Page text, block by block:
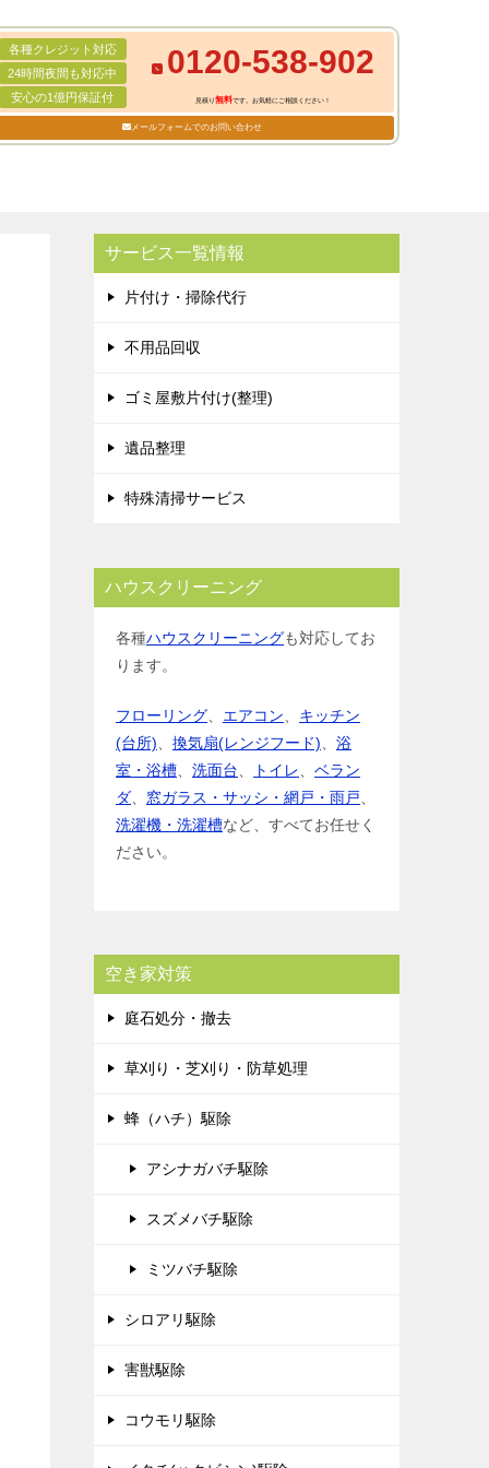
各種クレジット対応
24時間夜間も対応中
安心の1億円保証付
0120-538-902
見積り無料です。お気軽にご相談ください！
メールフォームでのお問い合わせ
サービス一覧情報
片付け・掃除代行
不用品回収
ゴミ屋敷片付け(整理)
遺品整理
特殊清掃サービス
ハウスクリーニング
各種ハウスクリーニングも対応してお
ります。
フローリング エアコン
キッチン
(台所)
換気扇(レンジフード)
浴
室・浴槽
洗面台 トイレ
ベラン
ダ
窓ガラス・サッシ・網戸・雨戸
洗濯機・洗濯槽など、すべてお任せく
ださい。
空き家対策
庭石処分・撤去
草刈り・芝刈り・防草処理
蜂（ハチ）駆除
アシナガバチ駆除
スズメバチ駆除
ミツバチ駆除
シロアリ駆除
害獣駆除
コウモリ駆除